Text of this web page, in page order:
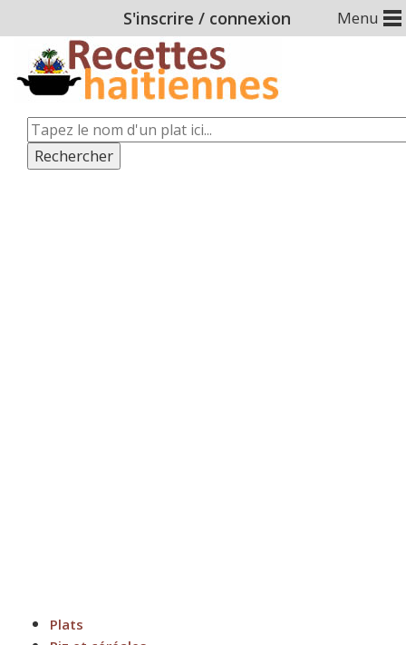
Menu
S'inscrire / connexion
Rechercher
Plats